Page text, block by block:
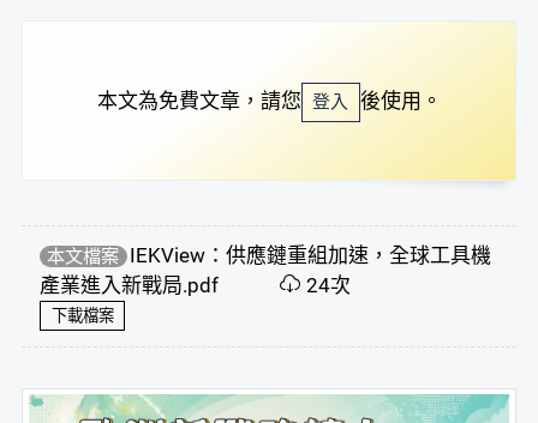
本文為免費文章，請您 登入 後使用。
本文檔案 IEKView：供應鏈重組加速，全球工具機
產業進入新戰局.pdf
24次
下載檔案